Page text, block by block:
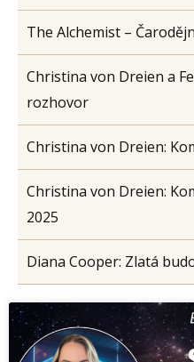
The Alchemist –
Christina von Dreien a
rozhovor
Christina von Dreien:
Christina von Dreien:
2025
Diana Cooper: Zlatá